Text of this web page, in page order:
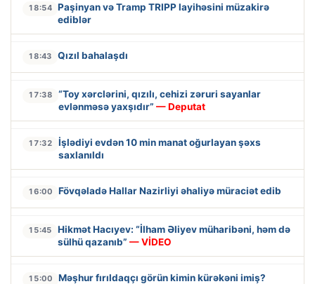
18:54 Paşinyan və Tramp TRIPP layihəsini müzakirə
ediblər
18:43 Qızıl bahalaşdı
17:38
“Toy xərclərini, qızılı, cehizi zəruri sayanlar
evlənməsə yaxşıdır” — Deputat
17:32
İşlədiyi evdən 10 min manat oğurlayan şəxs
saxlanıldı
16:00 Fövqəladə Hallar Nazirliyi əhaliyə müraciət edib
15:45
Hikmət Hacıyev: “İlham Əliyev müharibəni, həm də
sülhü qazanıb” — VİDEO
15:00 Məşhur fırıldaqçı görün kimin kürəkəni imiş?